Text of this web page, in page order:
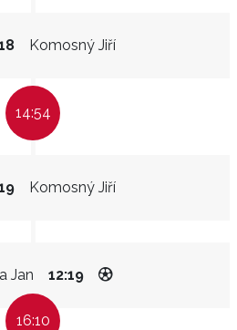
Komosný Jiří
14:54
Komosný Jiří
Jan 12:19
16:10